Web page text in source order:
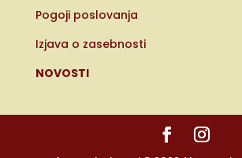
Pogoji poslovanja
Izjava o zasebnosti
NOVOSTI